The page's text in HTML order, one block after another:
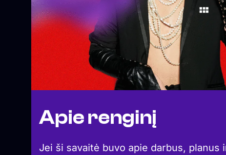
Apie renginį
Jei ši savaitė buvo apie darbus,